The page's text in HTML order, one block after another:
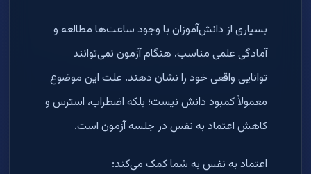
بسیاری از دانش‌آموزان با وجود ساعت‌ها مطالعه و
آمادگی علمی مناسب، هنگام آزمون نمی‌توانند
توانایی واقعی خود را نشان دهند. علت این موضوع
معمولاً کمبود دانش نیست؛ بلکه اضطراب، استرس و
کاهش اعتماد به نفس در جلسه آزمون است.
اعتماد به نفس به شما کمک می‌کند: